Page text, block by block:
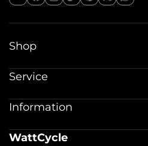
Shop
Piles 12V
Piles 48 V
Accessoires de batterie
Service
Service d'expédition
Retour et remboursement
Information
Imprimer
WattCycle